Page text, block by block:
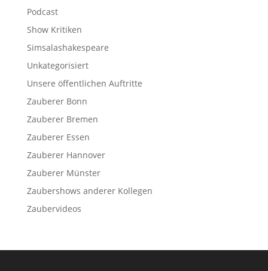
Podcast
Show Kritiken
Simsalashakespeare
Unkategorisiert
Unsere öffentlichen Auftritte
Zauberer Bonn
Zauberer Bremen
Zauberer Essen
Zauberer Hannover
Zauberer Münster
Zaubershows anderer Kollegen
Zaubervideos